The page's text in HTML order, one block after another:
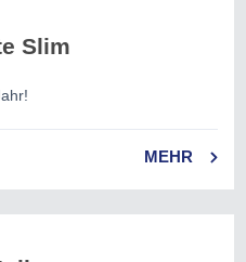
Slim
MEHR